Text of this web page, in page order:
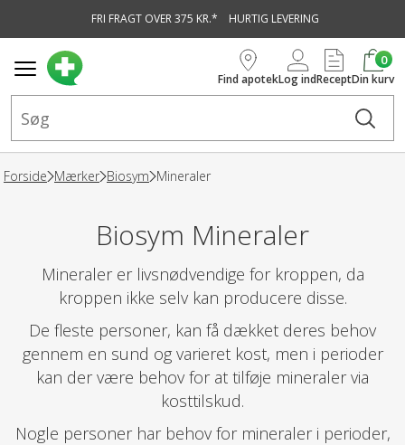
FRI FRAGT OVER 375 KR.* HURTIG LEVERING
Find apotekLog indRecept
0
Din kurv
Forside Mærker Biosym Mineraler
Biosym Mineraler
Mineraler er livsnødvendige for kroppen, da
kroppen ikke selv kan producere disse.
De fleste personer, kan få dækket deres behov
gennem en sund og varieret kost, men i perioder
kan der være behov for at tilføje mineraler via
kosttilskud.
Nogle personer har behov for mineraler i perioder,